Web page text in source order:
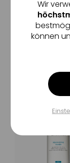
Cleanser
effektives
ein angenehmes
50 €
Tracking
Sonstige
Wir
können